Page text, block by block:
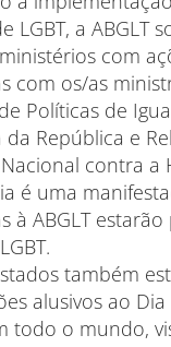
LGBT, a
com
com os/as
Políticas de
da República e
contra a
é uma
à ABGLT
também
alusivos ao
todo o mundo,